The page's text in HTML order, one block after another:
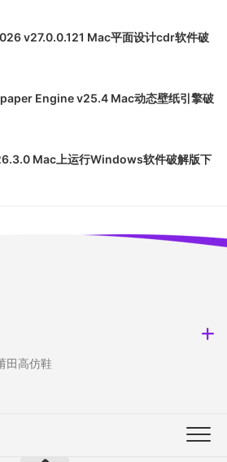
v27.0.0.121 Mac平面设计cdr软件破
Engine v25.4 Mac动态壁纸引擎破
Mac上运行Windows软件破解版下
田高仿鞋